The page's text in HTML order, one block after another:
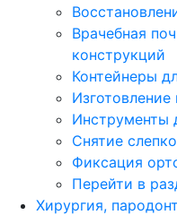
Врачебная
конструкций
Контейнеры
Инструменты
Снятие
Фиксация
Перейти в
Хирургия,